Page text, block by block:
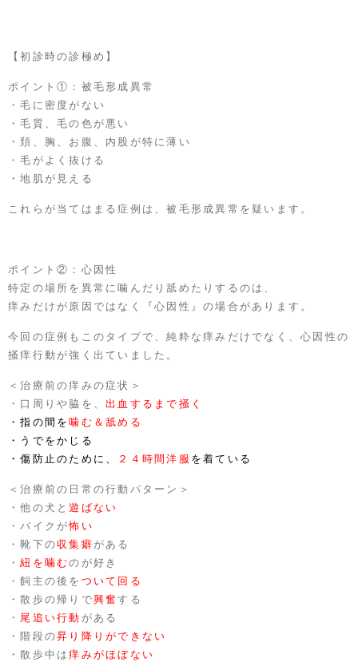
【初診時の診極め】
ポイント①：被毛形成異常
・毛に密度がない
・毛質、毛の色が悪い
・頚、胸、お腹、内股が特に薄い
・毛がよく抜ける
・地肌が見える
これらが当てはまる症例は、被毛形成異常を疑います。
ポイント②：心因性
特定の場所を異常に噛んだり舐めたりするのは、
痒みだけが原因ではなく『心因性』の場合があります。
今回の症例もこのタイプで、純粋な痒みだけでなく、心因性の
掻痒行動が強く出ていました。
＜治療前の痒みの症状＞
・口周りや脇を、 出血するまで掻く
・指の間を噛む＆舐める
・うでをかじる
・傷防止のために、
２４時間洋服 を着ている
＜治療前の日常の行動パターン＞
・他の犬と遊ばない
・バイクが怖い
・靴下の 収集癖 がある
・紐を噛むのが好き
・飼主の後を ついて回る
・散歩の帰りで興奮する
・ 尾追い行動 がある
・階段の昇り降りができない
・散歩中は痒みがほぼない